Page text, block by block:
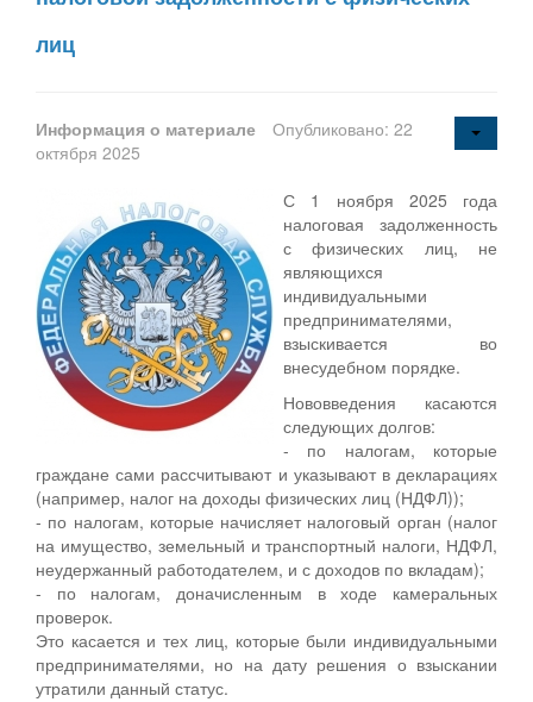
лиц
Информация о материале
Опубликовано: 22
октября 2025
С 1 ноября 2025 года
налоговая задолженность
с физических лиц, не
являющихся
индивидуальными
предпринимателями,
взыскивается во
внесудебном порядке.
Нововведения касаются
следующих долгов:
- по налогам, которые
граждане сами рассчитывают и указывают в декларациях
(например, налог на доходы физических лиц (НДФЛ));
- по налогам, которые начисляет налоговый орган (налог
на имущество, земельный и транспортный налоги, НДФЛ,
неудержанный работодателем, и с доходов по вкладам);
- по налогам, доначисленным в ходе камеральных
проверок.
Это касается и тех лиц, которые были индивидуальными
предпринимателями, но на дату решения о взыскании
утратили данный статус.